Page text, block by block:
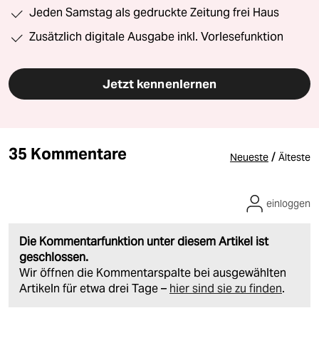
Jeden Samstag als gedruckte Zeitung frei Haus
Zusätzlich digitale Ausgabe inkl. Vorlesefunktion
Jetzt kennenlernen
35 Kommentare Neueste / Älteste
Die Kommentarfunktion unter diesem Artikel ist
geschlossen.
Wir öffnen die Kommentarspalte bei ausgewählten
Artikeln für etwa drei Tage – hier sind sie zu finden.
einloggen